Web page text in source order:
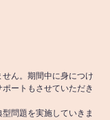
ん。期間中に身につけ
ートもさせていただき
問題を実施していきま